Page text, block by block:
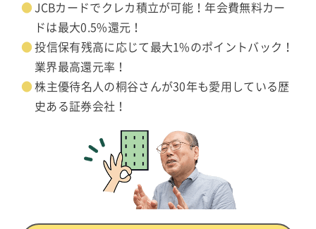
JCBカードでクレカ積立が可能！年会費無料カー
ドは最大0.5%還元！
投信保有残高に応じて最大1%のポイントバック！
業界最高還元率！
株主優待名人の桐谷さんが30年も愛用している歴
史ある証券会社！